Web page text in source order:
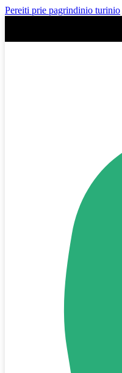
Pereiti prie pagrindinio turinio